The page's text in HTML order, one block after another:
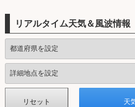
リアルタイム天気＆風波情報